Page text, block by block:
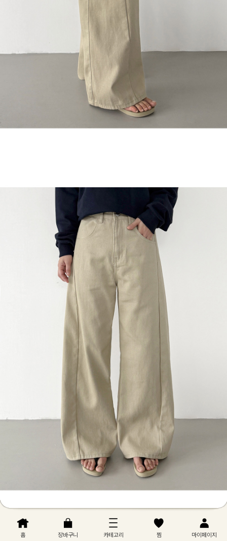
홈 장바구니 카테고리 찜 마이페이지